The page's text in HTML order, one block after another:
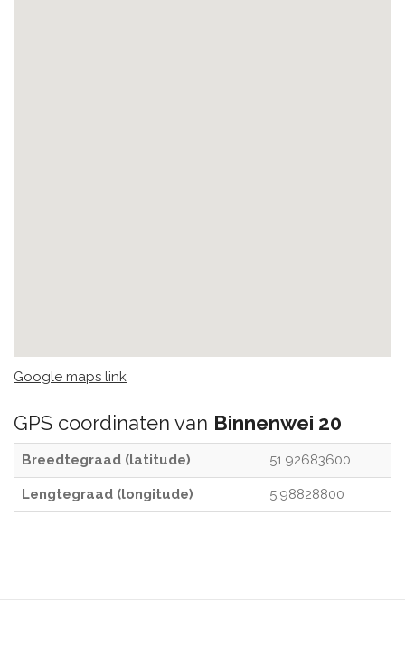
Google maps link
GPS coordinaten van Binnenwei 20
Breedtegraad (latitude) 51.92683600
Lengtegraad (longitude) 5.98828800